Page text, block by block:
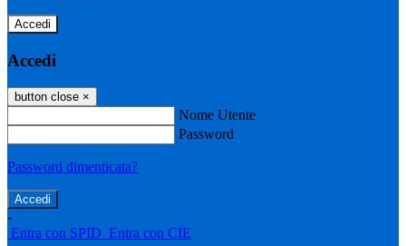
Accedi
Accedi
button close ×
Nome Utente
Password
Password dimenticata?
-
Entra con SPID Entra con CIE